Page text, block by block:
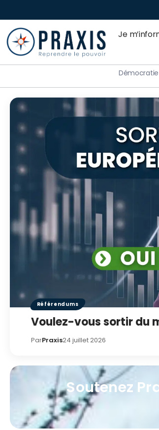
Je
Démocratie
Référendums
Voulez-vous sortir du
ParPraxis24 juillet 2026
Soutenez